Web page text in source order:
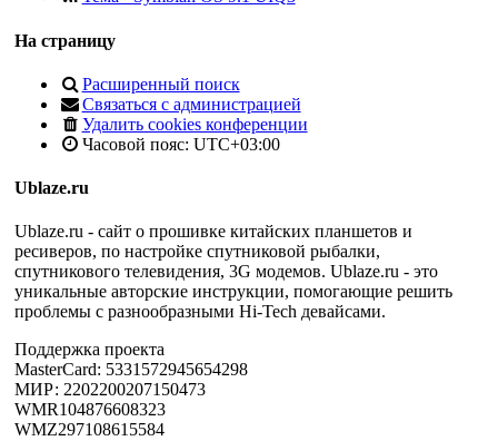
На страницу
Расширенный поиск
Связаться с администрацией
Удалить cookies конференции
Часовой пояс: UTC+03:00
Ublaze.ru
Ublaze.ru - сайт о прошивке китайских планшетов и
ресиверов, по настройке спутниковой рыбалки,
спутникового телевидения, 3G модемов. Ublaze.ru - это
уникальные авторские инструкции, помогающие решить
проблемы с разнообразными Hi-Tech девайсами.
Поддержка проекта
MasterCard: 5331572945654298
МИР: 2202200207150473
WMR104876608323
WMZ297108615584